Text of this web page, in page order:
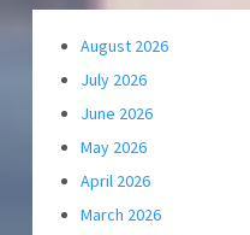
August 2026
July 2026
June 2026
May 2026
April 2026
March 2026